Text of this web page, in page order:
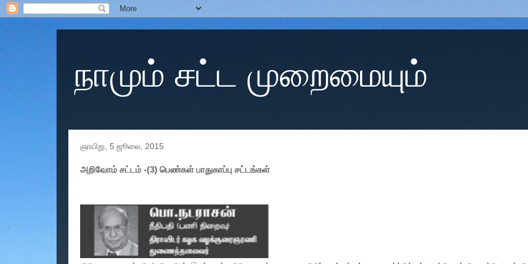
நாமும் சட்ட முறைமையும்
ஞாயிறு, 5 ஜூலை, 2015
அறிவோம் சட்டம் -(3) பெண்கள் பாதுகாப்பு சட்டங்கள்